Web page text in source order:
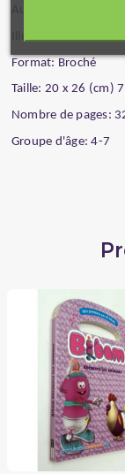
Illustrateur: Ayse
Format: Broché
Taille: 20 x 26 (cm)
Nombre de pages:
Groupe d'âge: 4-7